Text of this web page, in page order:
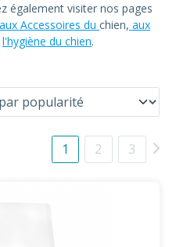
également visiter nos pages
aux Accessoires du chien, aux
l'hygiène du chien.
1 2 3